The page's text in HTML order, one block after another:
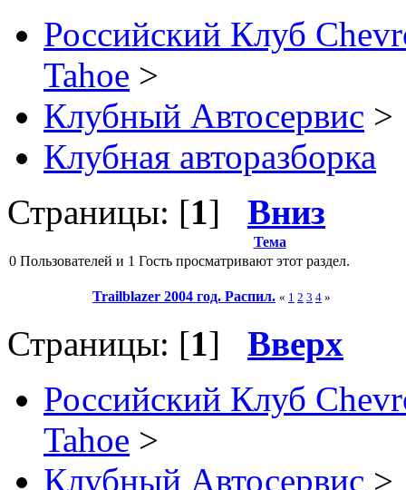
Российский Клуб
Tahoe >
Клубный Автосервис >
Клубная авторазборка
Страницы: [1] Вниз
Тема
0 Пользователей и 1 Гость просматривают этот раздел.
Trailblazer 2004 год. Распил. « 1 2 3 4 »
Страницы: [1] Вверх
Российский Клуб
Tahoe >
Клубный Автосервис >